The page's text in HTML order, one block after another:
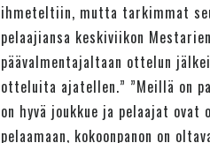
ihmeteltiin, mutta tarkimmat
pelaajiansa keskiviikon
päävalmentajaltaan ottelun
otteluita ajatellen.” ”Meillä on
on hyvä joukkue ja pelaajat
pelaamaan, kokoonpanon on